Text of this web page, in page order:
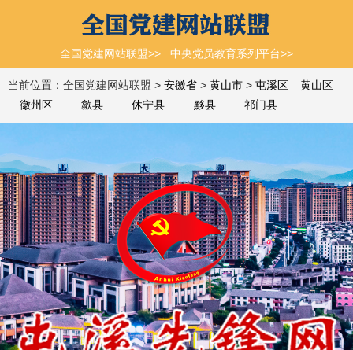
全国党建网站联盟>> 中央党员教育系列平台>>
当前位置：全国党建网站联盟 > 安徽省 > 黄山市 > 屯溪区
黄山区
徽州区
歙县 休宁县 黟县 祁门县